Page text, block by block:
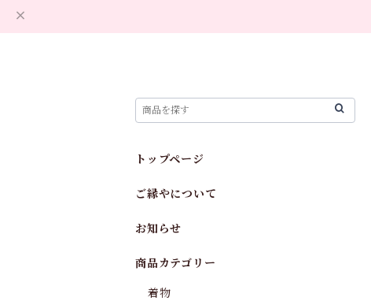
トップページ
ご縁やについて
お知らせ
商品カテゴリー
着物